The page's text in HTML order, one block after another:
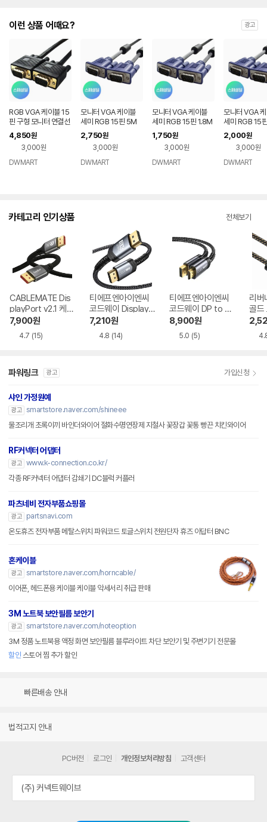
이런 상품 어때요? 광고
RGB VGA 케이블 15
핀 구형 모니터 연결선
5M
4,850원
3,000원
DWMART
모니터 VGA 케이블
세미 RGB 15핀 5M
2,750원
3,000원
DWMART
모니터 VGA 케이블
세미 RGB 15핀 1.8M
1,750원
3,000원
DWMART
모니터 VGA
세미 RGB 15
2,000원
3,000원
DWMART
카테고리 인기상품 전체보기
CABLEMATE Dis
playPort v2.1 케이
블
7,900원
4.7 (15)
티에프엔아이엔씨
코드웨이 DisplayP
ort v1.4 케이블
7,210원
4.8 (14)
티에프엔아이엔씨
코드웨이 DP to H
DMI 케이블
8,900원
5.0 (5)
리버
골드
v2.0
파워링크 광고 가입신청
샤인 가정원예
광고 smartstore.naver.com/shineee
물조리개 초록이끼 바인더와이어 절화수명연장제 지철사 꽃장갑 꽃통 빵끈 치킨와이어
RF커넥터 어댑터
광고 www.k-connection.co.kr/
각종 RF커넥터 어댑터 감쇄기 DC블럭 커플러
파츠네비 전자부품쇼핑몰
광고
partsnavi.com
온도휴즈 전자부품 메탈스위치 파워코드 토글스위치 전원단자 휴즈 아답터 BNC
혼케이블
광고 smartstore.naver.com/horncable/
이어폰, 헤드폰용 케이블 케이블 악세서리 취급 판매
3M 노트북 보안필름 보안기
광고 smartstore.naver.com/noteoption
3M 정품 노트북용 액정 화면 보안필름 블루라이트 차단 보안기 및 주변기기 전문몰
할인 스토어 찜 추가 할인
빠른배송 안내
법적고지 안내
PC버전 로그인 개인정보처리방침 고객센터
(주) 커넥트웨이브